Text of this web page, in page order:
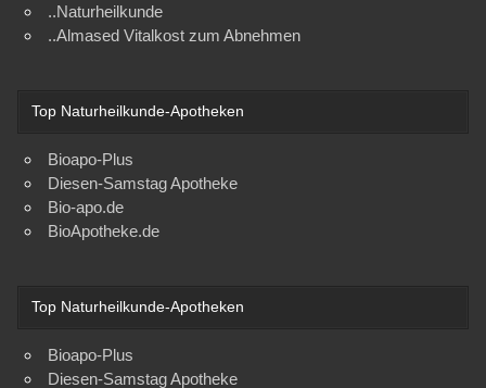
..Naturheilkunde
..Almased Vitalkost zum Abnehmen
Top Naturheilkunde-Apotheken
Bioapo-Plus
Diesen-Samstag Apotheke
Bio-apo.de
BioApotheke.de
Top Naturheilkunde-Apotheken
Bioapo-Plus
Diesen-Samstag Apotheke